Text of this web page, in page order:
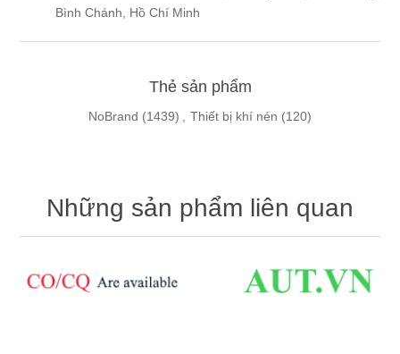
Bình Chánh, Hồ Chí Minh
Thẻ sản phẩm
NoBrand (1439) , Thiết bị khí nén (120)
Những sản phẩm liên quan